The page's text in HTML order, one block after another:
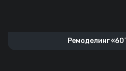
Ремоделинг